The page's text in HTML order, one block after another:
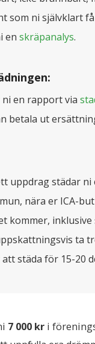
som ni självklart
en skräpanalys.
ni en rapport via
betala ut
uppdrag städar ni
nära er ICA-
kommer, inklusive
ta
städa för 15-20
7 000 kr i